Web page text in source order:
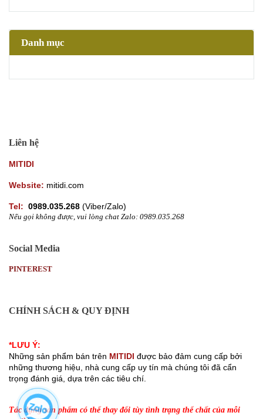
Danh mục
Liên hệ
MITIDI
Website: mitidi.com
Tel: 0989.035.268 (Viber/Zalo)
Nếu gọi không được, vui lòng chat Zalo: 0989.035.268
Social Media
PINTEREST
CHÍNH SÁCH & QUY ĐỊNH
*LƯU Ý:
Những sản phẩm bán trên MITIDI được bảo đảm cung cấp bởi
những thương hiệu, nhà cung cấp uy tín mà chúng tôi đã cẩn
trọng đánh giá, dựa trên các tiêu chí.
Nội dung trên trang chỉ được dùng để tham khảo và không thể thay thế chỉ
dẫn của các chuyên gia.
Tác dụng sản phẩm có thể thay đổi tùy tình trạng thể chất của mỗi